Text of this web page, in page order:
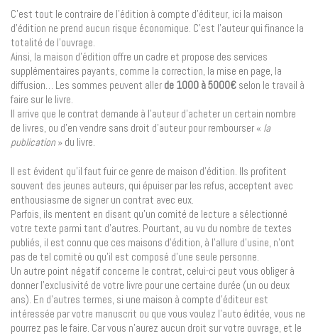
C’est tout le contraire de l’édition à compte d’éditeur, ici la maison
d’édition ne prend aucun risque économique. C’est l’auteur qui finance la
totalité de l’ouvrage.
Ainsi, la maison d’édition offre un cadre et propose des services
supplémentaires payants, comme la correction, la mise en page, la
diffusion… Les sommes peuvent aller de 1000 à 5000€ selon le travail à
faire sur le livre.
Il arrive que le contrat demande à l’auteur d’acheter un certain nombre
de livres, ou d’en vendre sans droit d’auteur pour rembourser « la
publication» du livre.
Il est évident qu’il faut fuir ce genre de maison d’édition. Ils profitent
souvent des jeunes auteurs, qui épuiser par les refus, acceptent avec
enthousiasme de signer un contrat avec eux.
Parfois, ils mentent en disant qu’un comité de lecture a sélectionné
votre texte parmi tant d’autres. Pourtant, au vu du nombre de textes
publiés, il est connu que ces maisons d’édition, à l’allure d’usine, n’ont
pas de tel comité ou qu’il est composé d’une seule personne.
Un autre point négatif concerne le contrat, celui-ci peut vous obliger à
donner l’exclusivité de votre livre pour une certaine durée (un ou deux
ans). En d’autres termes, si une maison à compte d’éditeur est
intéressée par votre manuscrit ou que vous voulez l’auto éditée, vous ne
pourrez pas le faire. Car vous n’aurez aucun droit sur votre ouvrage, et le